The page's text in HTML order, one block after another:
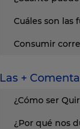
Cuáles son las
Consumir
Las +
¿Cómo ser
¿Por qué nos